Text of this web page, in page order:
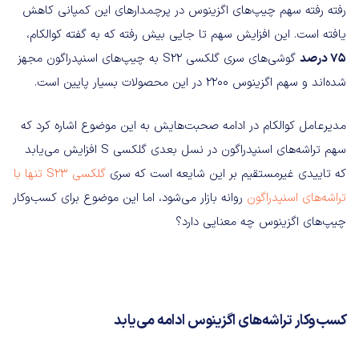
رفته رفته سهم چیپ‌های اگزینوس در پرچمدارهای این کمپانی کاهش
یافته است. این افزایش سهم تا جایی بیش رفته که به گفته کوالکام،
75 درصد
گوشی‌های سری گلکسی S22 به چیپ‌های اسنپدراگون مجهز
شده‌اند و سهم اگزینوس 2200 در این محصولات بسیار پایین است.
مدیرعامل کوالکام در ادامه صحبت‌هایش به این موضوع اشاره کرد که
سهم تراشه‌های اسنپدراگون در نسل بعدی گلکسی S افزایش می‌یابد
که تاییدی غیرمستقیم بر این شایعه است که سری
گلکسی S23 تنها با
تراشه‌های اسنپدراگون روانه بازار می‌شود، اما این موضوع برای کسب‌وکار
چیپ‌های اگزینوس چه معنایی دارد؟
کسب‌وکار تراشه‌های اگزینوس ادامه می‌یابد